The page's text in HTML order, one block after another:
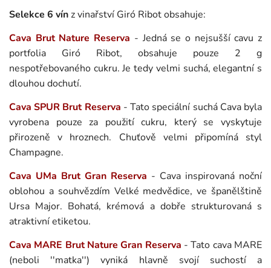
Selekce 6 vínz vinařství Giró Ribot obsahuje:
Cava Brut Nature Reserva - Jedná se o nejsušší cavu z
portfolia Giró Ribot, obsahuje pouze 2 g
nespotřebovaného cukru. Je tedy velmi suchá, elegantní s
dlouhou dochutí.
Cava SPUR Brut Reserva -Tato speciální suchá Cava byla
vyrobena pouze za použití cukru, který se vyskytuje
přirozeně v hroznech. Chuťově velmi připomíná styl
Champagne.
Cava UMa Brut Gran Reserva - Cava inspirovaná noční
oblohou a souhvězdím Velké medvědice, ve španělštině
Ursa Major. Bohatá, krémová a dobře strukturovaná s
atraktivní etiketou.
Cava MARE Brut Nature Gran Reserva - Tato cava MARE
(neboli ''matka'') vyniká hlavně svojí suchostí a